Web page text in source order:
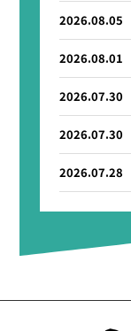
2026.08.05
2026.08.01
2026.07.30
2026.07.30
2026.07.28